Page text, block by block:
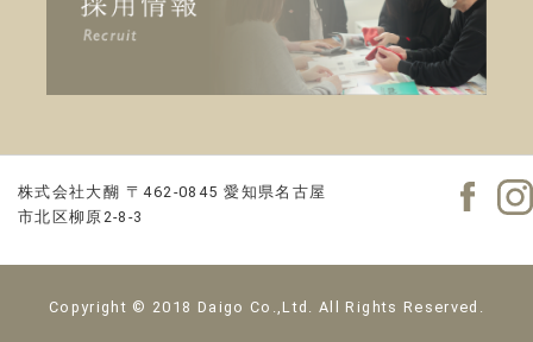
株式会社大醐 〒462-0845 愛知県名古屋
市北区柳原2-8-3
Copyright © 2018 Daigo Co.,Ltd. All Rights Reserved.